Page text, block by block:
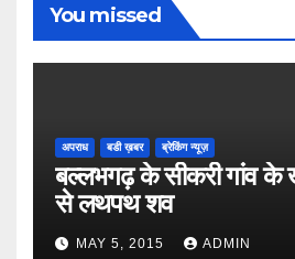
You missed
अपराध बडी ख़बर ब्रेकिंग न्यूज़
बल्लभगढ़ के सीकरी गांव के
से लथपथ शव
MAY 5, 2015 ADMIN